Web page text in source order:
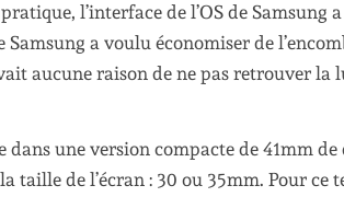
l’interface de l’OS de Samsung
a voulu économiser de
aucune raison de ne pas retrouver
une version compacte de 41mm
taille de l’écran : 30 ou 35mm. Pour ce